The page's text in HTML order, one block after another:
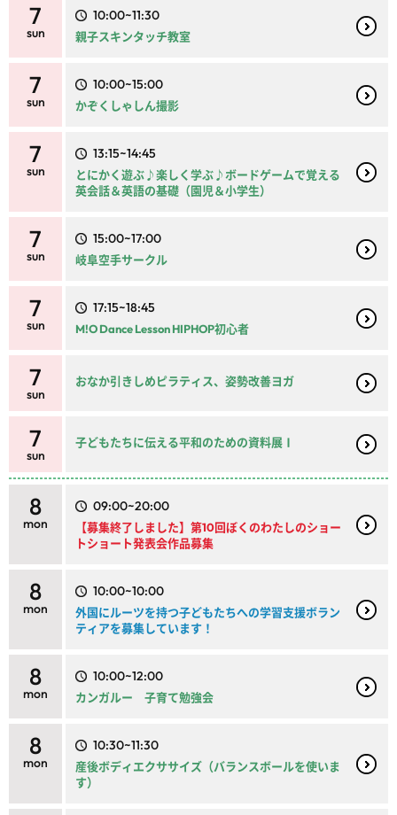
7
sun
10:00~11:30
親子スキンタッチ教室
7
sun
10:00~15:00
かぞくしゃしん撮影
7
sun
13:15~14:45
とにかく遊ぶ♪楽しく学ぶ♪ボードゲームで覚える
英会話＆英語の基礎（園児＆小学生）
7
sun
15:00~17:00
岐阜空手サークル
7
sun
17:15~18:45
M!O Dance Lesson HIPHOP初心者
7
sun
おなか引きしめピラティス、姿勢改善ヨガ
7
sun
子どもたちに伝える平和のための資料展Ⅰ
8
mon
09:00~20:00
【募集終了しました】第10回ぼくのわたしのショー
トショート発表会作品募集
8
mon
10:00~10:00
外国にルーツを持つ子どもたちへの学習支援ボラン
ティアを募集しています！
8
mon
10:00~12:00
カンガルー 子育て勉強会
8
mon
10:30~11:30
産後ボディエクササイズ（バランスボールを使いま
す）